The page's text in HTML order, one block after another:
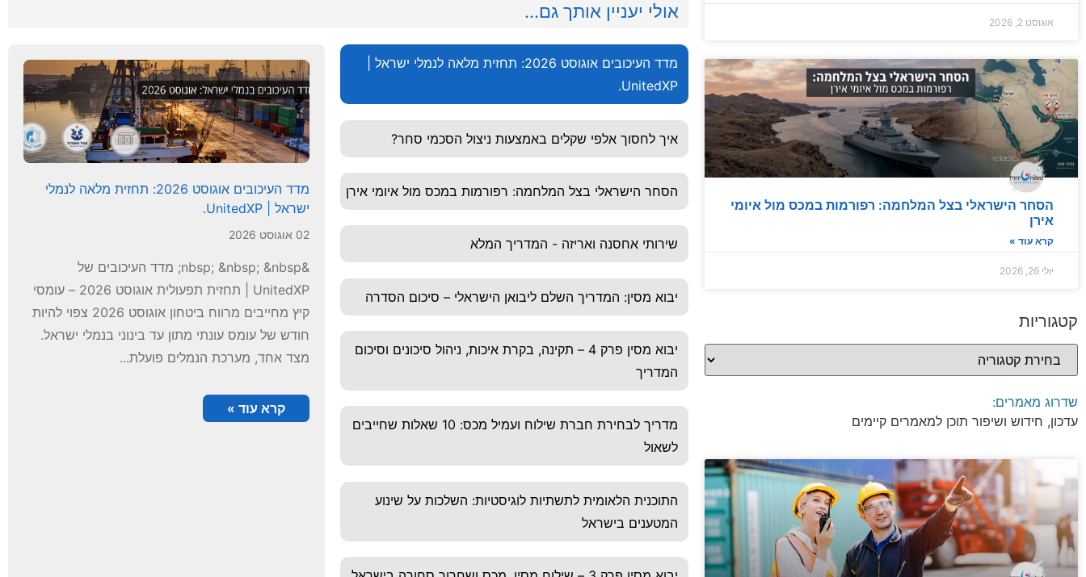
אוגוסט 2, 2026
הסחר הישראלי בצל המלחמה: רפורמות במכס מול איומי
אירן
קרא עוד »
יולי 26, 2026
קטגוריות
שדרוג מאמרים:
עדכון, חידוש ושיפור תוכן למאמרים קיימים
אולי יעניין אותך גם...
מדד העיכובים אוגוסט 2026: תחזית מלאה לנמלי ישראל |
UnitedXP.
איך לחסוך אלפי שקלים באמצעות ניצול הסכמי סחר?
הסחר הישראלי בצל המלחמה: רפורמות במכס מול איומי אירן
שירותי אחסנה ואריזה - המדריך המלא
יבוא מסין: המדריך השלם ליבואן הישראלי – סיכום הסדרה
יבוא מסין פרק 4 – תקינה, בקרת איכות, ניהול סיכונים וסיכום
המדריך
מדריך לבחירת חברת שילוח ועמיל מכס: 10 שאלות שחייבים
לשאול
התוכנית הלאומית לתשתיות לוגיסטיות: השלכות על שינוע
המטענים בישראל
מדד העיכובים אוגוסט 2026: תחזית מלאה לנמלי
ישראל | UnitedXP.
02 אוגוסט 2026
&nbsp; &nbsp; &nbsp; מדד העיכובים של
UnitedXP | תחזית תפעולית אוגוסט 2026 – עומסי
קיץ מחייבים מרווח ביטחון אוגוסט 2026 צפוי להיות
חודש של עומס עונתי מתון עד בינוני בנמלי ישראל.
מצד אחד, מערכת הנמלים פועלת...
קרא עוד »